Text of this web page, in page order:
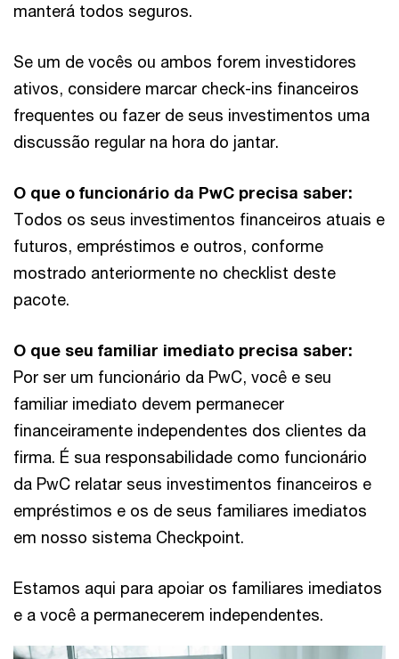
manterá todos seguros.
Se um de vocês ou ambos forem investidores
ativos, considere marcar check-ins financeiros
frequentes ou fazer de seus investimentos uma
discussão regular na hora do jantar.
O que o funcionário da PwC precisa saber:
Todos os seus investimentos financeiros atuais e
futuros, empréstimos e outros, conforme
mostrado anteriormente no checklist deste
pacote.
O que seu familiar imediato precisa saber:
Por ser um funcionário da PwC, você e seu
familiar imediato devem permanecer
financeiramente independentes dos clientes da
firma. É sua responsabilidade como funcionário
da PwC relatar seus investimentos financeiros e
empréstimos e os de seus familiares imediatos
em nosso sistema Checkpoint.
Estamos aqui para apoiar os familiares imediatos
e a você a permanecerem independentes.